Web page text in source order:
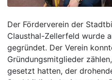
Der Förderverein der
Clausthal-Zellerfeld wurde
gegründet. Der Verein
Gründungsmitglieder
gesetzt hatten, der